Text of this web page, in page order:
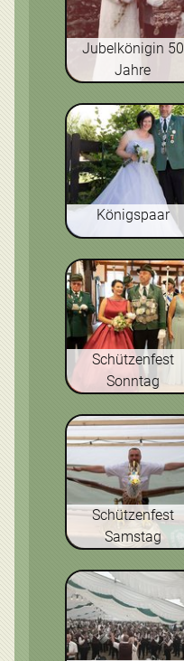
Jubelkönigin 50
Jahre
Königspaar
Schützenfest
Sonntag
Schützenfest
Samstag